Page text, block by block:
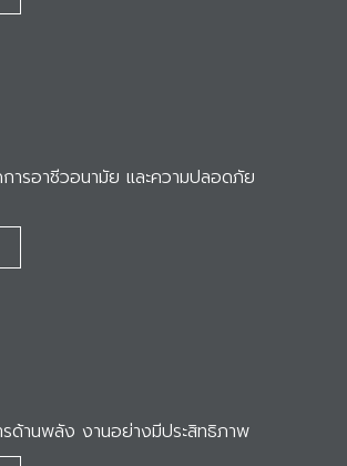
ารอาชีวอนามัย และความปลอดภัย
รด้านพลัง งานอย่างมีประสิทธิภาพ